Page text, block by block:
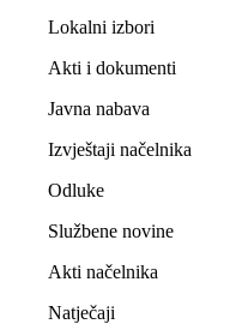
Lokalni izbori
Akti i dokumenti
Javna nabava
Izvještaji načelnika
Odluke
Službene novine
Akti načelnika
Natječaji